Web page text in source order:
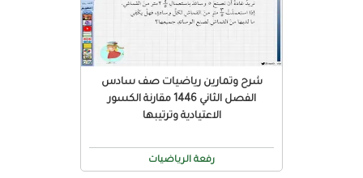
شرح وتمارين رياضيات صف سادس
الفصل الثاني 1446 مقارنة الكسور
الاعتيادية وترتيبها
رفعة الرياضيات